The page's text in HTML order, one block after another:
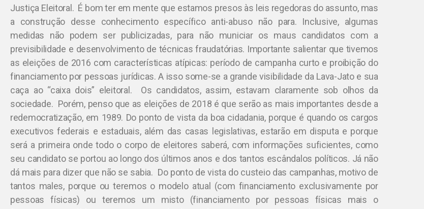
Justiça Eleitoral. É bom ter em mente que estamos presos às leis regedoras do assunto, mas
a construção desse conhecimento específico anti-abuso não para. Inclusive, algumas
medidas não podem ser publicizadas, para não municiar os maus candidatos com a
previsibilidade e desenvolvimento de técnicas fraudatórias. Importante salientar que tivemos
as eleições de 2016 com características atípicas: período de campanha curto e proibição do
financiamento por pessoas jurídicas. A isso some-se a grande visibilidade da Lava-Jato e sua
caça ao “caixa dois” eleitoral. Os candidatos, assim, estavam claramente sob olhos da
sociedade. Porém, penso que as eleições de 2018 é que serão as mais importantes desde a
redemocratização, em 1989. Do ponto de vista da boa cidadania, porque é quando os cargos
executivos federais e estaduais, além das casas legislativas, estarão em disputa e porque
será a primeira onde todo o corpo de eleitores saberá, com informações suficientes, como
seu candidato se portou ao longo dos últimos anos e dos tantos escândalos políticos. Já não
dá mais para dizer que não se sabia. Do ponto de vista do custeio das campanhas, motivo de
tantos males, porque ou teremos o modelo atual (com financiamento exclusivamente por
pessoas físicas) ou teremos um misto (financiamento por pessoas físicas mais o